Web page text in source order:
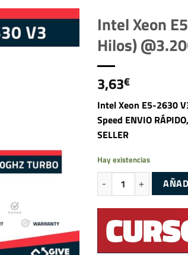
Intel Xeon
Hilos)
3,63€
Intel Xeon E5-2630
Speed ENVIO
SELLER
Hay existencias
Intel Xeon E5-2630 V3